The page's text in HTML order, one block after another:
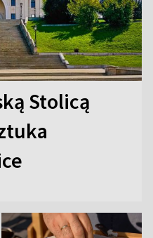
Stolicą